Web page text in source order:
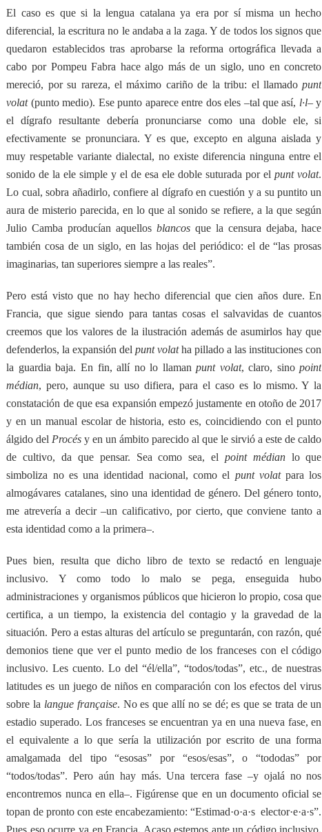
El caso es que si la lengua catalana ya era por sí misma un hecho
diferencial, la escritura no le andaba a la zaga. Y de todos los signos que
quedaron establecidos tras aprobarse la reforma ortográfica llevada a
cabo por Pompeu Fabra hace algo más de un siglo, uno en concreto
mereció, por su rareza, el máximo cariño de la tribu: el llamadopunt
volat(punto medio). Ese punto aparece entre dos eles –tal que así, l·l– y
el dígrafo resultante debería pronunciarse como una doble ele, si
efectivamente se pronunciara. Y es que, excepto en alguna aislada y
muy respetable variante dialectal, no existe diferencia ninguna entre el
sonido de la ele simple y el de esa ele doble suturada por elpunt volat.
Lo cual, sobra añadirlo, confiere al dígrafo en cuestión y a su puntito un
aura de misterio parecida, en lo que al sonido se refiere, a la que según
Julio Camba producían aquellos blancosque la censura dejaba, hace
también cosa de un siglo, en las hojas del periódico: el de “las prosas
imaginarias, tan superiores siempre a las reales”.
Pero está visto que no hay hecho diferencial que cien años dure. En
Francia, que sigue siendo para tantas cosas el salvavidas de cuantos
creemos que los valores de la ilustración además de asumirlos hay que
defenderlos, la expansión delpunt volatha pillado a las instituciones con
la guardia baja. En fin, allí no lo llamanpunt volat, claro, sinopoint
médian, pero, aunque su uso difiera, para el caso es lo mismo. Y la
constatación de que esa expansión empezó justamente en otoño de 2017
y en un manual escolar de historia, esto es, coincidiendo con el punto
álgido del Procés y en un ámbito parecido al que le sirvió a este de caldo
de cultivo, da que pensar. Sea como sea, el point médianlo que
simboliza no es una identidad nacional, como el punt volatpara los
almogávares catalanes, sino una identidad de género. Del género tonto,
me atrevería a decir –un calificativo, por cierto, que conviene tanto a
esta identidad como a la primera–.
Pues bien, resulta que dicho libro de texto se redactó en lenguaje
inclusivo. Y como todo lo malo se pega, enseguida hubo
administraciones y organismos públicos que hicieron lo propio, cosa que
certifica, a un tiempo, la existencia del contagio y la gravedad de la
situación. Pero a estas alturas del artículo se preguntarán, con razón, qué
demonios tiene que ver el punto medio de los franceses con el código
inclusivo. Les cuento. Lo del “él/ella”, “todos/todas”, etc., de nuestras
latitudes es un juego de niños en comparación con los efectos del virus
sobre la langue française. No es que allí no se dé; es que se trata de un
estadio superado. Los franceses se encuentran ya en una nueva fase, en
el equivalente a lo que sería la utilización por escrito de una forma
amalgamada del tipo “esosas” por “esos/esas”, o “tododas” por
“todos/todas”. Pero aún hay más. Una tercera fase –y ojalá no nos
encontremos nunca en ella–. Figúrense que en un documento oficial se
topan de pronto con este encabezamiento: “Estimad·o·a·s elector·e·a·s”.
Pues eso ocurre ya en Francia. Acaso estemos ante un código inclusivo,